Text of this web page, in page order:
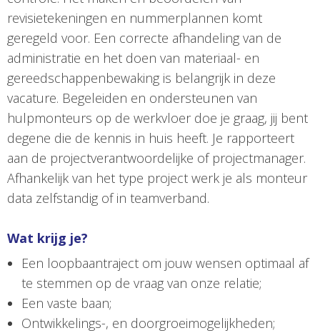
revisietekeningen en nummerplannen komt
geregeld voor. Een correcte afhandeling van de
administratie en het doen van materiaal- en
gereedschappenbewaking is belangrijk in deze
vacature. Begeleiden en ondersteunen van
hulpmonteurs op de werkvloer doe je graag, jij bent
degene die de kennis in huis heeft. Je rapporteert
aan de projectverantwoordelijke of projectmanager.
Afhankelijk van het type project werk je als monteur
data zelfstandig of in teamverband.
Wat krijg je?
Een loopbaantraject om jouw wensen optimaal af
te stemmen op de vraag van onze relatie;
Een vaste baan;
Ontwikkelings-, en doorgroeimogelijkheden;